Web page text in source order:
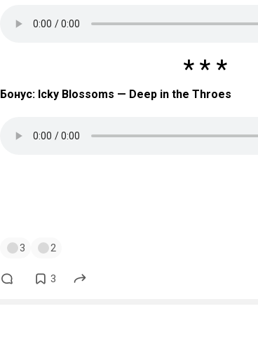
Бонус: Icky Blossoms — Deep in the Throes
3 2
3